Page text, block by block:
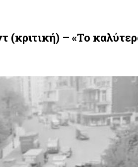
(κριτική) – «Το